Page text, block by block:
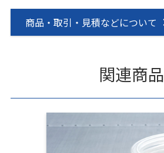
商品・取引・見積などについて
関連商品